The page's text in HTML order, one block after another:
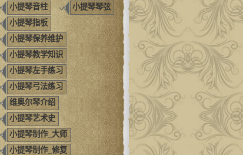
小提琴音柱
小提琴琴弦
小提琴指板
小提琴保养维护
小提琴教学知识
小提琴左手练习
小提琴弓法练习
维奥尔琴介绍
小提琴艺术史
小提琴制作_大师
小提琴制作_修复